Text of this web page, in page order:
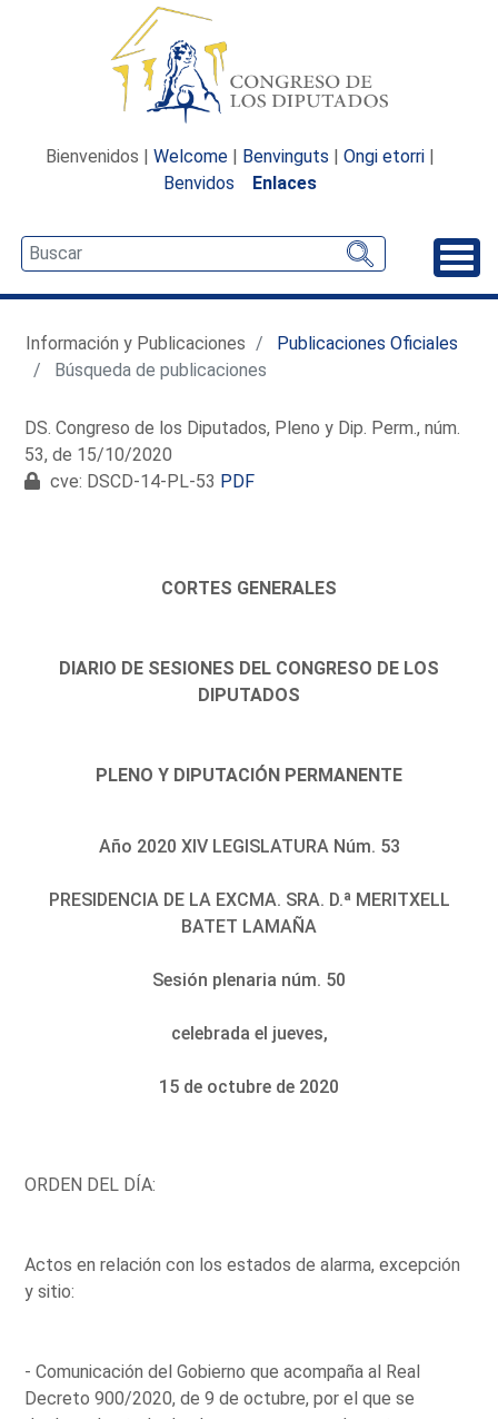
Bienvenidos | Welcome | Benvinguts | Ongi etorri |
Benvidos
Enlaces
Información y Publicaciones
Publicaciones Oficiales
Búsqueda de publicaciones
DS. Congreso de los Diputados, Pleno y Dip. Perm., núm.
53, de 15/10/2020
cve: DSCD-14-PL-53 PDF
CORTES GENERALES
DIARIO DE SESIONES DEL CONGRESO DE LOS
DIPUTADOS
PLENO Y DIPUTACIÓN PERMANENTE
Año 2020 XIV LEGISLATURA Núm. 53
PRESIDENCIA DE LA EXCMA. SRA. D.ª MERITXELL
BATET LAMAÑA
Sesión plenaria núm. 50
celebrada el jueves,
15 de octubre de 2020
ORDEN DEL DÍA:
Actos en relación con los estados de alarma, excepción
y sitio:
- Comunicación del Gobierno que acompaña al Real
Decreto 900/2020, de 9 de octubre, por el que se